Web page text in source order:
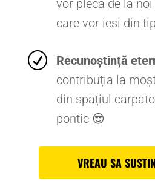
vor pleca de la
care vor iesi din
R Recunoștință
contribuția la
din spațiul
pontic 😎
VREAU SA